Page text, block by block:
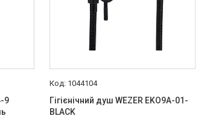
9
1044104
Гігієнічний душ WEZER EKO9A-01-
BLACK